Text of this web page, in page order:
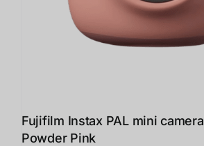
Fujifilm Instax PAL mini camera
Powder Pink